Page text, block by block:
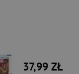
37,99 ZŁ